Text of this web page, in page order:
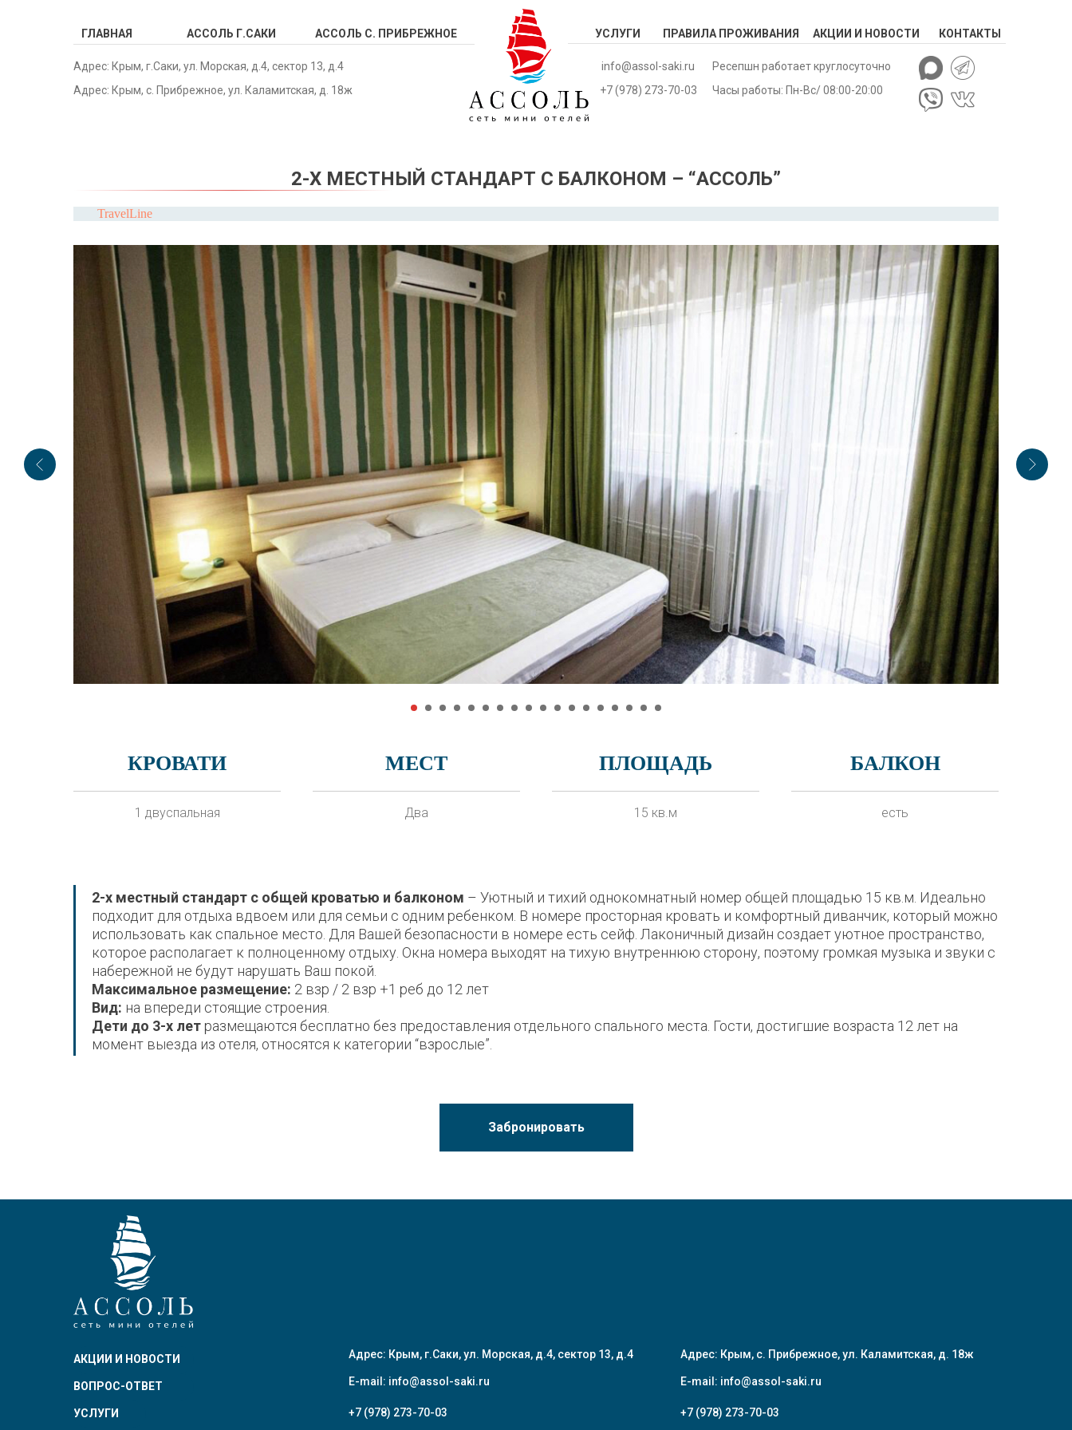
ГЛАВНАЯ УСЛУГИ
АССОЛЬ Г.САКИ АССОЛЬ С. ПРИБРЕЖНОЕ ПРАВИЛА ПРОЖИВАНИЯ АКЦИИ И НОВОСТИ КОНТАКТЫ
Адрес: Крым, г.Саки, ул. Морская, д.4, сектор 13, д.4
Ресепшн работает круглосуточно
Часы работы: Пн-Вс/ 08:00-20:00
info@assol-saki.ru
Адрес: Крым, с. Прибрежное, ул. Каламитская, д. 18ж
+7 (978) 273-70-03
2-Х МЕСТНЫЙ СТАНДАРТ С БАЛКОНОМ – “АССОЛЬ”
TravelLine
КРОВАТИ
1 двуспальная
МЕСТ
Два
ПЛОЩАДЬ
15 кв.м
БАЛКОН
есть
2-х местный стандарт с общей кроватью и балконом – Уютный и тихий однокомнатный номер общей площадью 15 кв.м. Идеально
подходит для отдыха вдвоем или для семьи с одним ребенком. В номере просторная кровать и комфортный диванчик, который можно
использовать как спальное место. Для Вашей безопасности в номере есть сейф. Лаконичный дизайн создает уютное пространство,
которое располагает к полноценному отдыху. Окна номера выходят на тихую внутреннюю сторону, поэтому громкая музыка и звуки с
набережной не будут нарушать Ваш покой.
Максимальное размещение: 2 взр / 2 взр +1 реб до 12 лет
Вид: на впереди стоящие строения.
Дети до 3-х лет размещаются бесплатно без предоставления отдельного спального места. Гости, достигшие возраста 12 лет на
момент выезда из отеля, относятся к категории “взрослые”.
Забронировать
АКЦИИ И НОВОСТИ
ВОПРОС-ОТВЕТ
УСЛУГИ
Адрес: Крым, с. Прибрежное, ул. Каламитская, д. 18ж
E-mail: info@assol-saki.ru
+7 (978) 273-70-03
Адрес: Крым, г.Саки, ул. Морская, д.4, сектор 13, д.4
E-mail: info@assol-saki.ru
+7 (978) 273-70-03